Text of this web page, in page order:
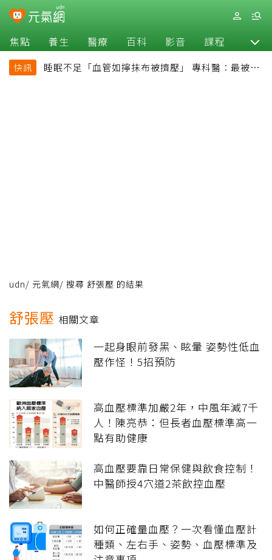
焦點 養生 醫療 百科 影音 課程 退休
快訊
睡眠不足「血管如擰抹布被擠壓」 專科醫：最被忽
udn/ 元氣網/ 搜尋 舒張壓 的結果
舒張壓 相關文章
一起身眼前發黑、眩暈 姿勢性低血
壓作怪！5招預防
高血壓標準加嚴2年，中風年減7千
人！陳亮恭：但長者血壓標準高一
點有助健康
高血壓要靠日常保健與飲食控制！
中醫師授4穴道2茶飲控血壓
如何正確量血壓？一次看懂血壓計
種類、左右手、姿勢、血壓標準及